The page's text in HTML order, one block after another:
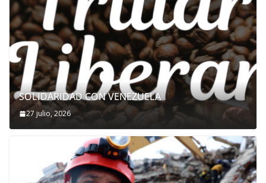
SOLIDARIDAD CON VENEZUELA
27 julio, 2026